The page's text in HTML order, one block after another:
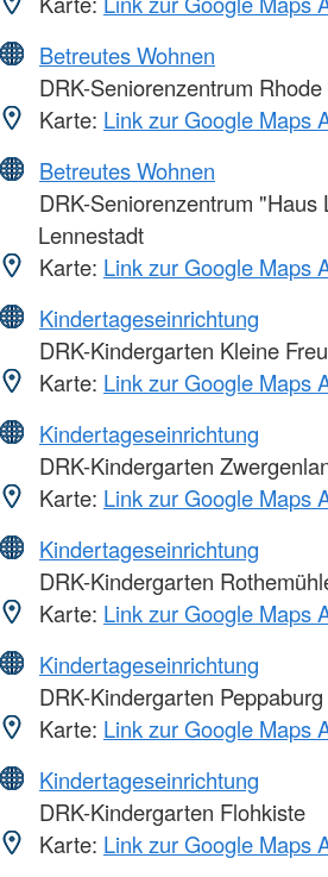
Betreutes Wohnen
DRK-Seniorenzentrum
Karte: Link zur Google Maps
Betreutes Wohnen
DRK-Seniorenzentrum "Haus
Lennestadt
Karte: Link zur Google Maps
Kindertageseinrichtung
DRK-Kindergarten Kleine
Karte: Link zur Google Maps
Kindertageseinrichtung
DRK-Kindergarten
Karte: Link zur Google Maps
Kindertageseinrichtung
DRK-Kindergarten
Karte: Link zur Google Maps
Kindertageseinrichtung
DRK-Kindergarten Peppaburg
Karte: Link zur Google Maps
Kindertageseinrichtung
DRK-Kindergarten Flohkiste
Karte: Link zur Google Maps